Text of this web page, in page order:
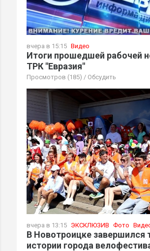
вчера в 15:15 Видео
Итоги прошедшей рабочей
ТРК "Евразия"
Просмотров (185) / Обсудить
вчера в 13:15 ЭКСКЛЮЗИВ Фото
В Новотроицке завершился
истории города